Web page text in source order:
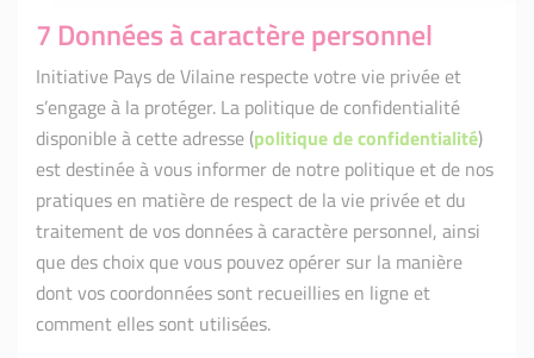
7 Données à caractère personnel
Initiative Pays de Vilaine respecte votre vie privée et
s’engage à la protéger. La politique de confidentialité
disponible à cette adresse (politique de confidentialité)
est destinée à vous informer de notre politique et de nos
pratiques en matière de respect de la vie privée et du
traitement de vos données à caractère personnel, ainsi
que des choix que vous pouvez opérer sur la manière
dont vos coordonnées sont recueillies en ligne et
comment elles sont utilisées.